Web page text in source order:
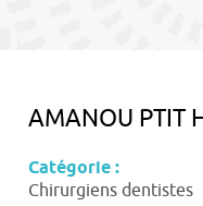
AMANOU PTIT
Catégorie :
Chirurgiens dentistes